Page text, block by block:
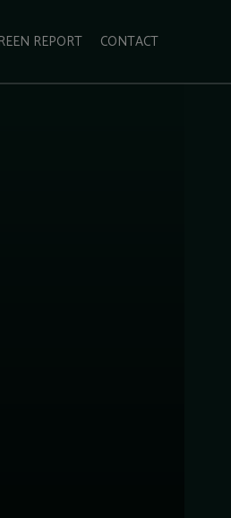
REPORT CONTACT